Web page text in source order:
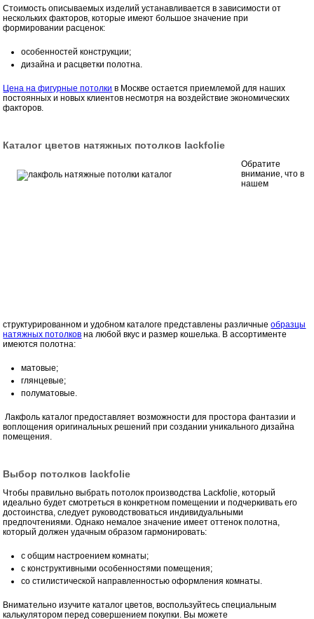
Стоимость описываемых изделий устанавливается в зависимости от
нескольких факторов, которые имеют большое значение при
формировании расценок:
особенностей конструкции;
дизайна и расцветки полотна.
Цена на фигурные потолки в Москве остается приемлемой для наших
постоянных и новых клиентов несмотря на воздействие экономических
факторов.
Каталог цветов натяжных потолков lackfolie
Обратите
внимание, что в
нашем
структурированном и удобном каталоге представлены различныеобразцы
натяжных потолков на любой вкус и размер кошелька. В ассортименте
имеются полотна:
матовые;
глянцевые;
полуматовые.
Лакфоль каталог предоставляет возможности для простора фантазии и
воплощения оригинальных решений при создании уникального дизайна
помещения.
Выбор потолков lackfolie
Чтобы правильно выбрать потолок производства Lackfolie, который
идеально будет смотреться в конкретном помещении и подчеркивать его
достоинства, следует руководствоваться индивидуальными
предпочтениями. Однако немалое значение имеет оттенок полотна,
который должен удачным образом гармонировать:
с общим настроением комнаты;
с конструктивными особенностями помещения;
со стилистической направленностью оформления комнаты.
Внимательно изучите каталог цветов, воспользуйтесь специальным
калькулятором перед совершением покупки. Вы можете